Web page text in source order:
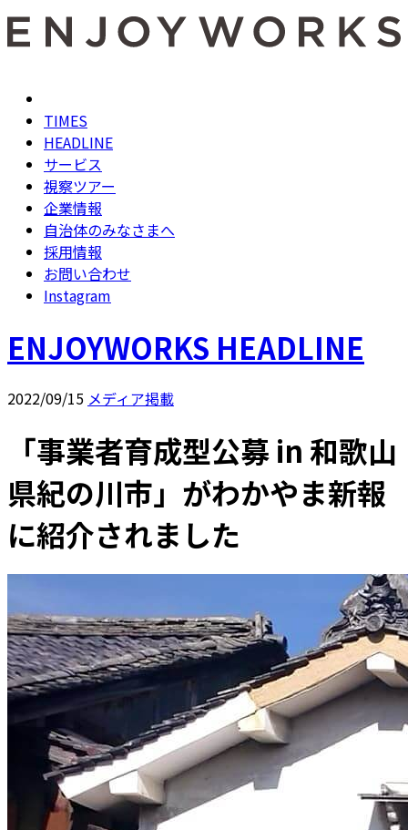
TIMES
HEADLINE
サービス
視察ツアー
企業情報
自治体のみなさまへ
採用情報
お問い合わせ
Instagram
ENJOYWORKS HEADLINE
2022/09/15 メディア掲載
「事業者育成型公募 in 和歌山
県紀の川市」がわかやま新報
に紹介されました